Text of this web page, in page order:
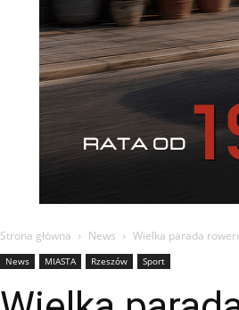
Strona główna News Wielka parada
News MIASTA Rzeszów Sport